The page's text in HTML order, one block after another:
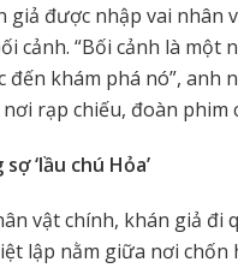
giả được nhập vai nhân
cảnh. “Bối cảnh là một
đến khám phá nó”,
rạp chiếu, đoàn phim
‘lầu chú Hỏa’
vật chính, khán giả đi
lập nằm giữa nơi